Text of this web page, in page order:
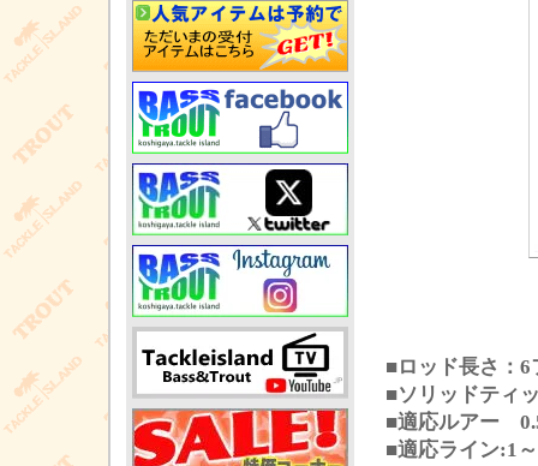
■ロッド長さ：
■ソリッドティ
■適応ルアー
■適応ライン:1